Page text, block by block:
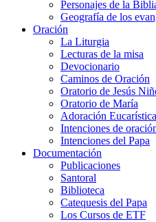
Personajes de la
Geografía de los
Oración
La Liturgia
Lecturas de la misa
Devocionario
Caminos de Oración
Oratorio de Jesús
Oratorio de María
Adoración Eucarística
Intenciones de
Intenciones del Papa
Documentación
Publicaciones
Santoral
Biblioteca
Catequesis del Papa
Los Cursos de ETF